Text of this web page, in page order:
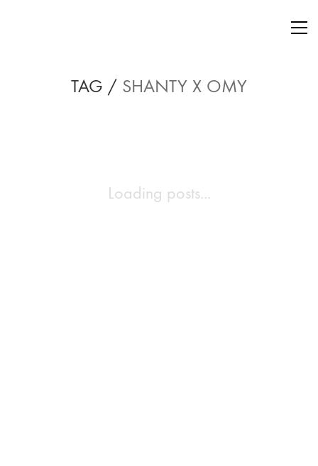
TAG / SHANTY X OMY
Loading posts...